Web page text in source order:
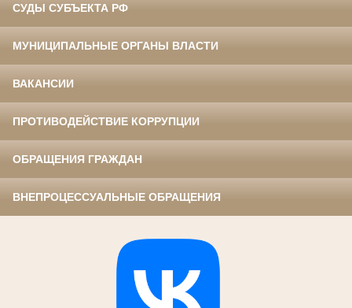
СУДЫ СУБЪЕКТА РФ
МУНИЦИПАЛЬНЫЕ ОРГАНЫ ВЛАСТИ
ВАКАНСИИ
ПРОТИВОДЕЙСТВИЕ КОРРУПЦИИ
ОБРАЩЕНИЯ ГРАЖДАН
ВНЕПРОЦЕССУАЛЬНЫЕ ОБРАЩЕНИЯ